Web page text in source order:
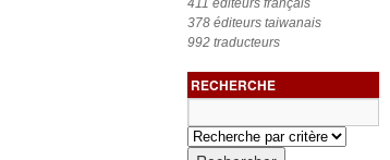
411 éditeurs français
378 éditeurs taiwanais
992 traducteurs
RECHERCHE